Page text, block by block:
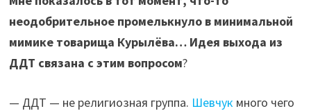
неодобрительное промелькнуло в минимальной
мимике товарища Курылёва… Идея выхода из
ДДТ связана с этим вопросом?
— ДДТ — не религиозная группа. Шевчук много чего